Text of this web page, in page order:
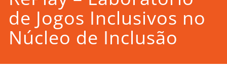
de Jogos Inclusivos no
Núcleo de Inclusão